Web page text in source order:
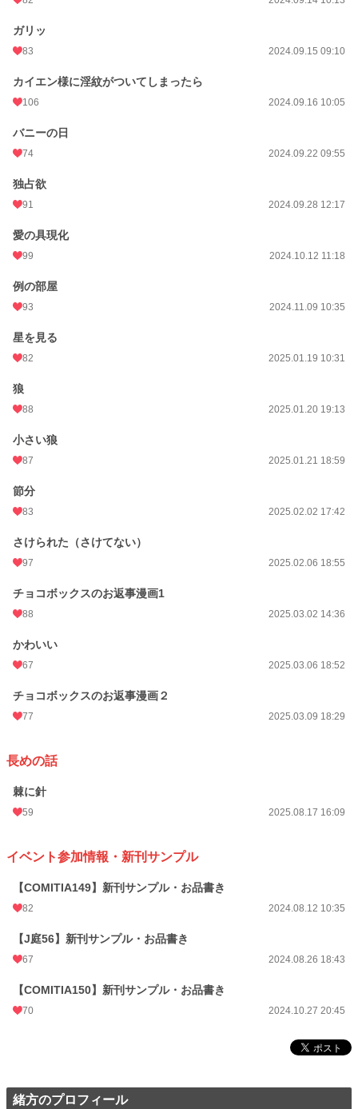
ガリッ
83 2024.09.15 09:10
カイエン様に淫紋がついてしまったら
106 2024.09.16 10:05
バニーの日
74 2024.09.22 09:55
独占欲
91 2024.09.28 12:17
愛の具現化
99 2024.10.12 11:18
例の部屋
93 2024.11.09 10:35
星を見る
82 2025.01.19 10:31
狼
88 2025.01.20 19:13
小さい狼
87 2025.01.21 18:59
節分
83 2025.02.02 17:42
さけられた（さけてない）
97 2025.02.06 18:55
チョコボックスのお返事漫画1
88 2025.03.02 14:36
かわいい
67 2025.03.06 18:52
チョコボックスのお返事漫画２
77 2025.03.09 18:29
長めの話
棘に針
59 2025.08.17 16:09
イベント参加情報・新刊サンプル
【COMITIA149】新刊サンプル・お品書き
82 2024.08.12 10:35
【J庭56】新刊サンプル・お品書き
67 2024.08.26 18:43
【COMITIA150】新刊サンプル・お品書き
70 2024.10.27 20:45
緒方のプロフィール